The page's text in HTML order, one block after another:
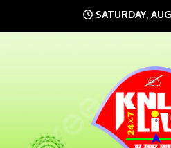
to
SATURDAY,